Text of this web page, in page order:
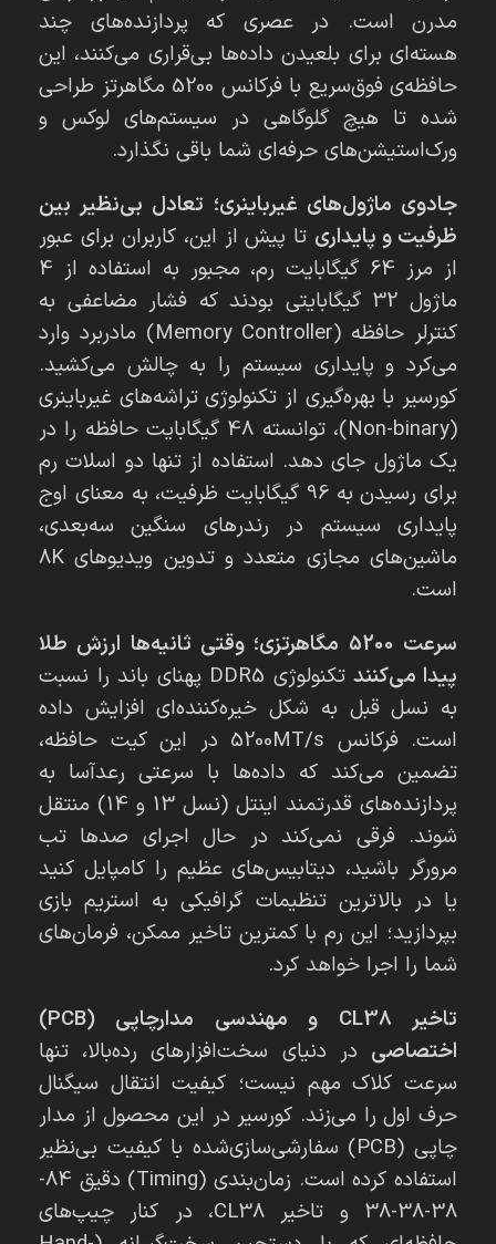
مدرن است. در عصری که پردازنده‌های چند
هسته‌ای برای بلعیدن داده‌ها بی‌قراری می‌کنند، این
حافظه‌ی فوق‌سریع با فرکانس 5200 مگاهرتز طراحی
شده تا هیچ گلوگاهی در سیستم‌های لوکس و
ورک‌استیشن‌های حرفه‌ای شما باقی نگذارد.
جادوی ماژول‌های غیرباینری؛ تعادل بی‌نظیر بین
ظرفیت و پایداری تا پیش از این، کاربران برای عبور
از مرز 64 گیگابایت رم، مجبور به استفاده از 4
ماژول 32 گیگابایتی بودند که فشار مضاعفی به
کنترلر حافظه (Memory Controller) مادربرد وارد
می‌کرد و پایداری سیستم را به چالش می‌کشید.
کورسیر با بهره‌گیری از تکنولوژی تراشه‌های غیرباینری
(Non-binary)، توانسته 48 گیگابایت حافظه را در
یک ماژول جای دهد. استفاده از تنها دو اسلات رم
برای رسیدن به 96 گیگابایت ظرفیت، به معنای اوج
پایداری سیستم در رندرهای سنگین سه‌بعدی،
ماشین‌های مجازی متعدد و تدوین ویدیوهای 8K
است.
سرعت 5200 مگاهرتزی؛ وقتی ثانیه‌ها ارزش طلا
پیدا می‌کنند
تکنولوژی DDR5 پهنای باند را نسبت
به نسل قبل به شکل خیره‌کننده‌ای افزایش داده
است. فرکانس 5200MT/s در این کیت حافظه،
تضمین می‌کند که داده‌ها با سرعتی رعدآسا به
پردازنده‌های قدرتمند اینتل (نسل 13 و 14) منتقل
شوند. فرقی نمی‌کند در حال اجرای صدها تب
مرورگر باشید، دیتابیس‌های عظیم را کامپایل کنید
یا در بالاترین تنظیمات گرافیکی به استریم بازی
بپردازید؛ این رم با کمترین تاخیر ممکن، فرمان‌های
شما را اجرا خواهد کرد.
تاخیر CL38 و مهندسی مدارچاپی (PCB)
اختصاصی در دنیای سخت‌افزارهای رده‌بالا، تنها
سرعت کلاک مهم نیست؛ کیفیت انتقال سیگنال
حرف اول را می‌زند. کورسیر در این محصول از مدار
چاپی (PCB) سفارشی‌سازی‌شده با کیفیت بی‌نظیر
استفاده کرده است. زمان‌بندی (Timing) دقیق 84-
38-38-38 و تاخیر CL38، در کنار چیپ‌های